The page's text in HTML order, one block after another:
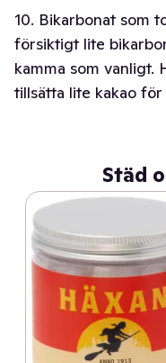
10. Bikarbonat som
försiktigt lite
kamma som vanligt.
tillsätta lite kakao
Städ